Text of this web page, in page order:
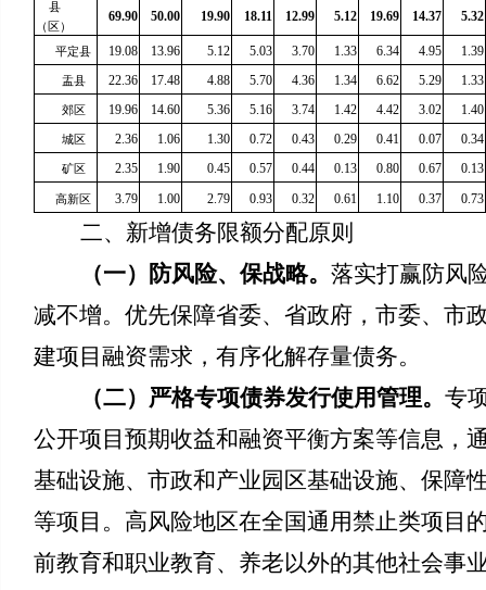
县
（区）
69.90 50.00 19.90 18.11 12.99 5.12 19.69 14.37 5.32
平定县 19.08 13.96 5.12 5.03 3.70 1.33 6.34 4.95 1.39
盂县 22.36 17.48 4.88 5.70 4.36 1.34 6.62 5.29 1.33
郊区 19.96 14.60 5.36 5.16 3.74 1.42 4.42 3.02 1.40
城区 2.36 1.06 1.30 0.72 0.43 0.29 0.41 0.07 0.34
矿区 2.35 1.90 0.45 0.57 0.44 0.13 0.80 0.67 0.13
高新区 3.79 1.00 2.79 0.93 0.32 0.61 1.10 0.37 0.73
二、新增债务限额分配原则
（一）防风险、保战略。 落实打赢防风
减不增。优先保障省委、省政府，市委、市
建项目融资需求，有序化解存量债务。
（二） 严格专项债券发行使用管理。 专
公开项目预期收益和融资平衡方案等信息，
基础设施、市政和产业园区基础设施、保障
等项目。高风险地区在全国通用禁止类项目
前教育和职业教育、养老以外的其他社会事